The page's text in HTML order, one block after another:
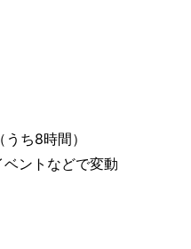
ち8時間）
トなどで変動